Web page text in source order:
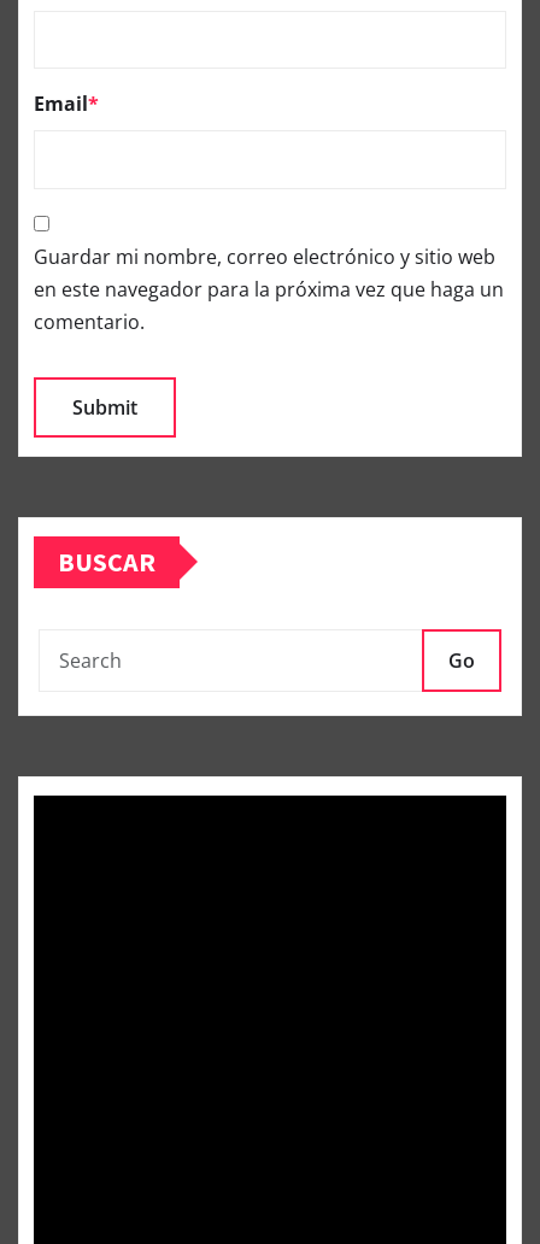
Email*
Guardar mi nombre, correo electrónico y sitio web
en este navegador para la próxima vez que haga un
comentario.
BUSCAR
Go